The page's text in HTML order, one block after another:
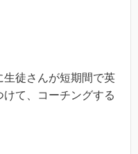
生徒さんが短期間で英
て、コーチングする